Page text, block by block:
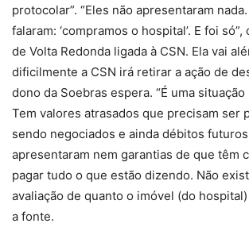
protocolar”. “Eles não apresentaram
falaram: ‘compramos o hospital’. E foi
de Volta Redonda ligada à CSN. Ela vai
dificilmente a CSN irá retirar a ação de
dono da Soebras espera. “É uma
Tem valores atrasados que precisam ser
sendo negociados e ainda débitos
apresentaram nem garantias de que têm
pagar tudo o que estão dizendo. Não
avaliação de quanto o imóvel (do
a fonte.